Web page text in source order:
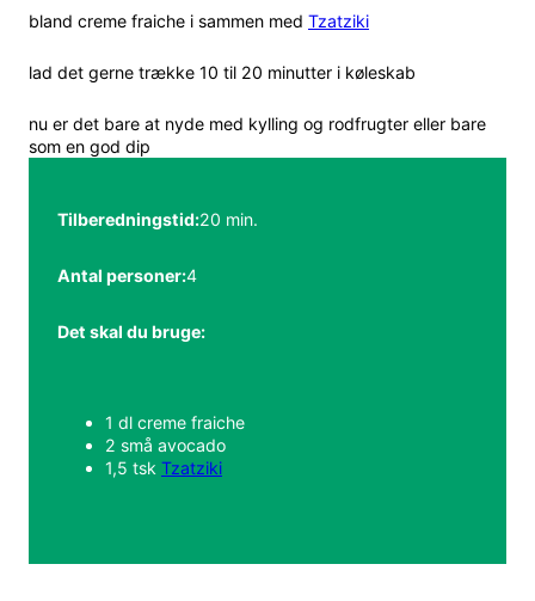
bland creme fraiche i sammen med Tzatziki
lad det gerne trække 10 til 20 minutter i køleskab
nu er det bare at nyde med kylling og rodfrugter eller bare
som en god dip
Tilberedningstid:20 min.
Antal personer:4
Det skal du bruge:
1 dl creme fraiche
2 små avocado
1,5 tsk Tzatziki